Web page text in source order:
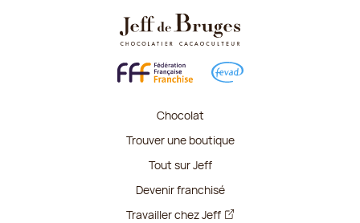
Chocolat
Trouver une boutique
Tout sur Jeff
Devenir franchisé
Travailler chez Jeff